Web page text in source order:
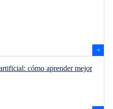
cómo aprender mejor